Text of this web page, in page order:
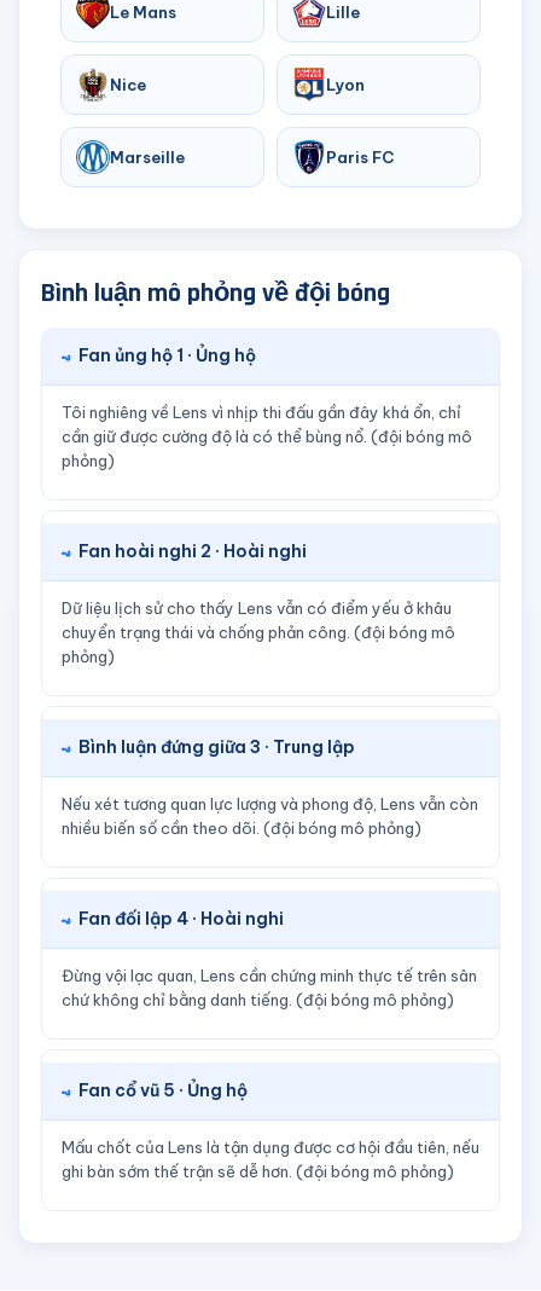
Le Mans Lille
Nice Lyon
Marseille Paris FC
Bình luận mô phỏng về đội bóng
Fan ủng hộ 1 · Ủng hộ
Tôi nghiêng về Lens vì nhịp thi đấu gần đây khá ổn, chỉ
cần giữ được cường độ là có thể bùng nổ. (đội bóng mô
phỏng)
Fan hoài nghi 2 · Hoài nghi
Dữ liệu lịch sử cho thấy Lens vẫn có điểm yếu ở khâu
chuyển trạng thái và chống phản công. (đội bóng mô
phỏng)
Bình luận đứng giữa 3 · Trung lập
Nếu xét tương quan lực lượng và phong độ, Lens vẫn còn
nhiều biến số cần theo dõi. (đội bóng mô phỏng)
Fan đối lập 4 · Hoài nghi
Đừng vội lạc quan, Lens cần chứng minh thực tế trên sân
chứ không chỉ bằng danh tiếng. (đội bóng mô phỏng)
Fan cổ vũ 5 · Ủng hộ
Mấu chốt của Lens là tận dụng được cơ hội đầu tiên, nếu
ghi bàn sớm thế trận sẽ dễ hơn. (đội bóng mô phỏng)